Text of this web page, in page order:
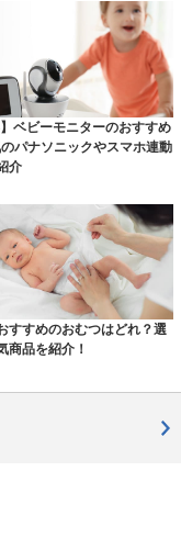
】ベビーモニターのおすすめ
パナソニックやスマホ連動
介
すすめのおむつはどれ？選
商品を紹介！